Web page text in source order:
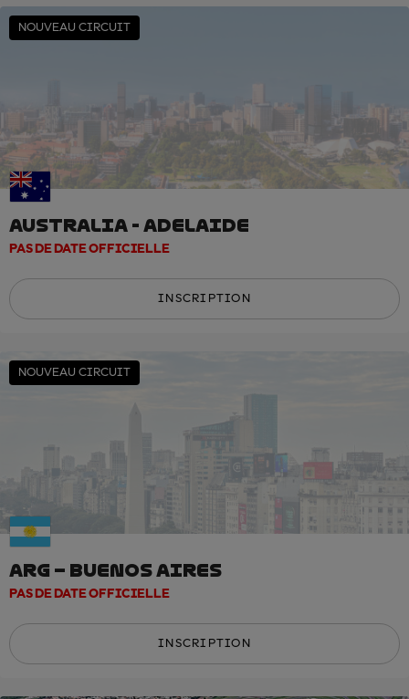
NOUVEAU CIRCUIT
AUSTRALIA - ADELAIDE
PAS DE DATE OFFICIELLE
INSCRIPTION
NOUVEAU CIRCUIT
ARG – BUENOS AIRES
PAS DE DATE OFFICIELLE
INSCRIPTION